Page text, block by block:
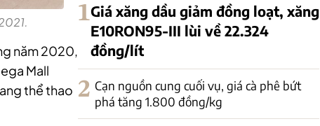
năm 2020,
Mall
thể thao
1Giá xăng dầu giảm đồng loạt, xăng
E10RON95-III lùi về 22.324
đồng/lít
2 Cạn nguồn cung cuối vụ, giá cà phê bứt
phá tăng 1.800 đồng/kg